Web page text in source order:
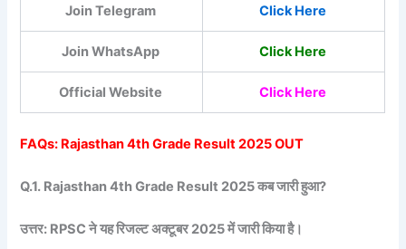
Join Telegram Click Here
Join WhatsApp Click Here
Official Website Click Here
FAQs: Rajasthan 4th Grade Result 2025 OUT
Q.1. Rajasthan 4th Grade Result 2025 कब जारी हुआ?
उत्तर: RPSC ने यह रिजल्ट अक्टूबर 2025 में जारी किया है।